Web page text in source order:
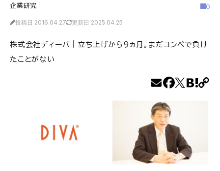
企業研究
投稿日 2016.04.27 更新日 2025.04.25
0
株式会社ディーバ｜立ち上げから9ヵ月。まだコンペで負け
たことがない